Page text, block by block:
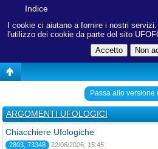
I cookie ci aiutano a fornire i nostri
l'utilizzo dei cookie da parte del sito
Indice
Passa allo versione
ARGOMENTI UFOLOGICI
Chiacchiere Ufologiche
2803, 73348 22/06/2026, 15:45